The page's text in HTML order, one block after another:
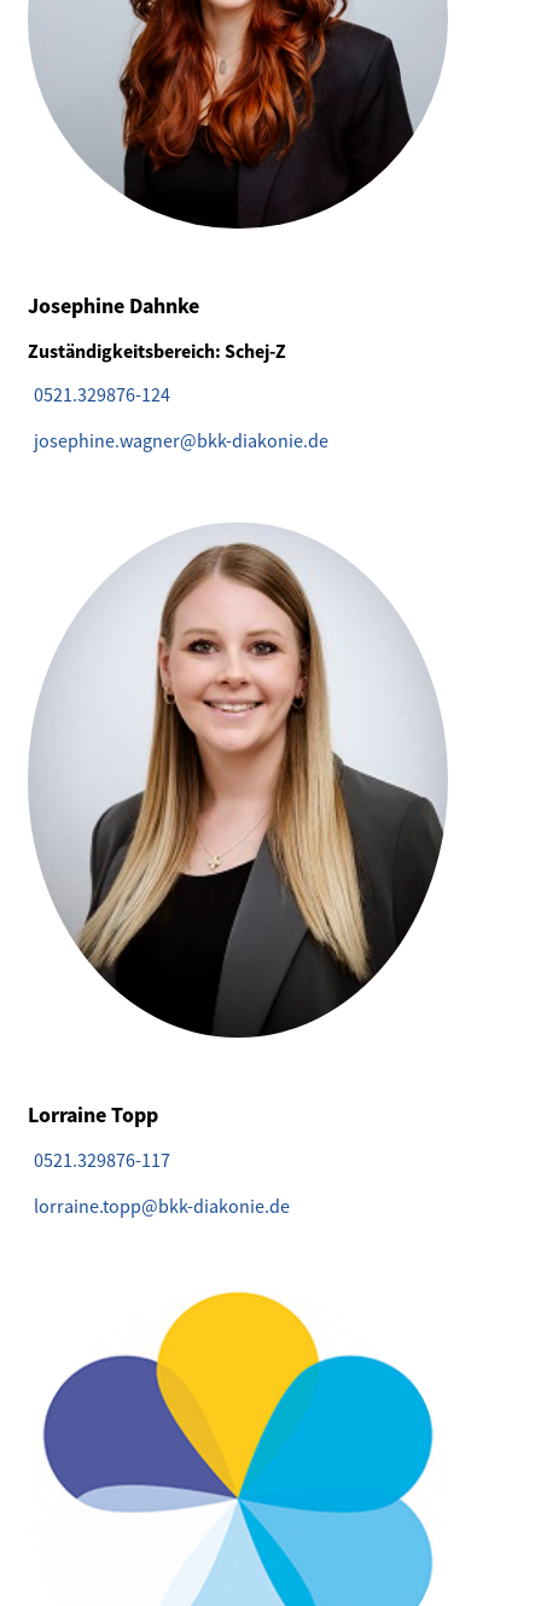
Josephine Dahnke
Zuständigkeitsbereich: Schej-Z
0521.329876-124
josephine.wagner@bkk-diakonie.de
Lorraine Topp
0521.329876-117
lorraine.topp@bkk-diakonie.de